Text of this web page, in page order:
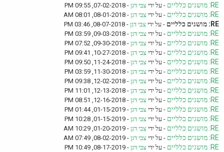
RE: מושגים כלליים - על ידי צבי דגן - 07-02-2018, 09:55 PM
RE: מושגים כלליים - על ידי צבי דגן - 08-01-2018, 08:01 AM
RE: מושגים כלליים - על ידי צבי דגן - 08-07-2018, 03:46 PM
RE: מושגים כלליים - על ידי צבי דגן - 09-03-2018, 03:59 PM
RE: מושגים כלליים - על ידי צבי דגן - 09-30-2018, 07:52 PM
RE: מושגים כלליים - על ידי צבי דגן - 10-27-2018, 09:41 PM
RE: מושגים כלליים - על ידי צבי דגן - 11-24-2018, 09:50 PM
RE: מושגים כלליים - על ידי צבי דגן - 11-30-2018, 03:59 PM
RE: מושגים כלליים - על ידי צבי דגן - 12-02-2018, 09:38 PM
RE: מושגים כלליים - על ידי צבי דגן - 12-13-2018, 11:01 PM
RE: מושגים כלליים - על ידי צבי דגן - 12-16-2018, 08:51 PM
RE: מושגים כלליים - על ידי צבי דגן - 01-15-2019, 01:44 PM
RE: מושגים כלליים - על ידי צבי דגן - 01-15-2019, 10:28 PM
RE: מושגים כלליים - על ידי צבי דגן - 01-20-2019, 10:29 AM
RE: מושגים כלליים - על ידי צבי דגן - 08-02-2019, 07:49 AM
RE: מושגים כלליים - על ידי צבי דגן - 08-17-2019, 10:49 PM